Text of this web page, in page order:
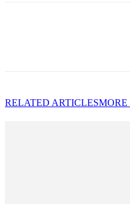
RELATED ARTICLESMORE